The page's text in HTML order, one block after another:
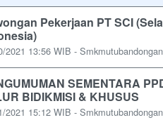
Pekerjaan PT SCI
2021 13:56 WIB - Smkmutubandongan
SEMENTARA
BIDIKMISI & KHUSUS
2021 15:12 WIB - Smkmutubandongan